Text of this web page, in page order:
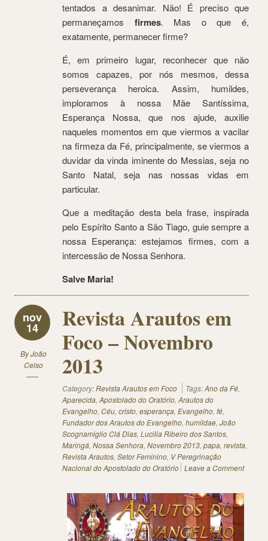
tentados a desanimar. Não! É preciso que
permaneçamos firmes. Mas o que é,
exatamente, permanecer firme?
É, em primeiro lugar, reconhecer que não
somos capazes, por nós mesmos, dessa
perseverança heroica. Assim, humildes,
imploramos à nossa Mãe Santíssima,
Esperança Nossa, que nos ajude, auxilie
naqueles momentos em que viermos a vacilar
na firmeza da Fé, principalmente, se viermos a
duvidar da vinda iminente do Messias, seja no
Santo Natal, seja nas nossas vidas em
particular.
Que a meditação desta bela frase, inspirada
pelo Espírito Santo a São Tiago, guie sempre a
nossa Esperança: estejamos firmes, com a
intercessão de Nossa Senhora.
Salve Maria!
nov
14
ByJoão
Celso
Revista Arautos em
Foco – Novembro
2013
Category:Revista Arautos em Foco Tags:Ano da Fé,
Aparecida, Apostolado do Oratório, Arautos do
Evangelho, Céu, cristo, esperança, Evangelho, fé,
Fundador dos Arautos do Evangelho, humildae, João
Scognamiglio Clá Dias, Lucilia Ribeiro dos Santos,
Maringá, Nossa Senhora, Novembro 2013, papa, revista,
Revista Arautos, Setor Feminino, V Peregrinação
Nacional do Apostolado do Oratório Leave a Comment